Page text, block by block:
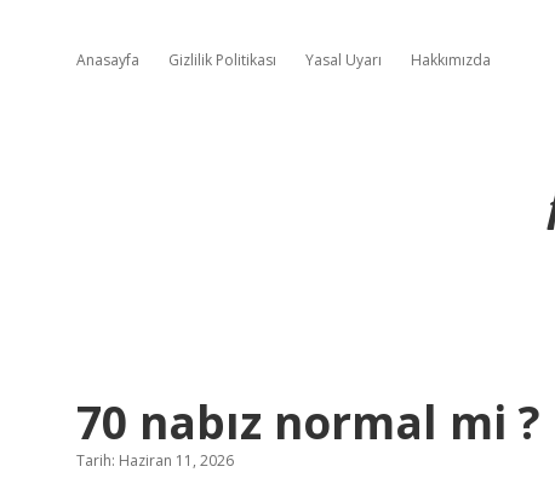
Anasayfa Gizlilik Politikası Yasal Uyarı Hakkımızda
70 nabız normal mi ?
Tarih: Haziran 11, 2026